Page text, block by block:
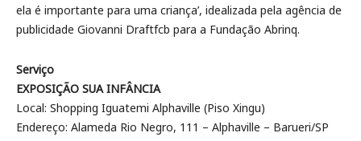
ela é importante para uma criança’, idealizada pela agência de
publicidade Giovanni Draftfcb para a Fundação Abrinq.
Serviço
EXPOSIÇÃO SUA INFÂNCIA
Local: Shopping Iguatemi Alphaville (Piso Xingu)
Endereço: Alameda Rio Negro, 111 – Alphaville – Barueri/SP